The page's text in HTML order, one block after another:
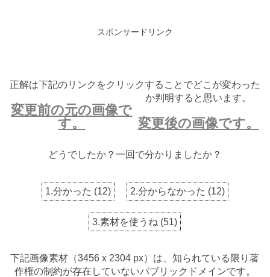
スポンサードリンク
正解は下記のリンクをクリックすることでどこが変わった
か判明すると思います。
変更前の元の画像で
す。
変更後の画像です。
どうでしたか？一回で分かりましたか？
1.分かった (12) 2.分からなかった (12)
3.素材を使うね (51)
下記画像素材（3456 x 2304 px）は、知られている限り著
作権の制約が存在していないパブリックドメインです。